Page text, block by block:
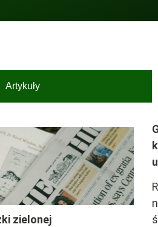
Artykuły
zielonej